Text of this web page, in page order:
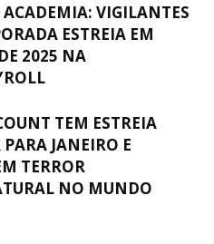
VIGILANTES
ESTREIA EM
2025 NA
TEM ESTREIA
PARA JANEIRO E
TERROR
NO MUNDO